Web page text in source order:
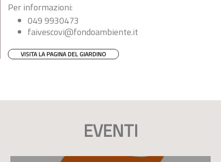
Per informazioni:
049 9930473
faivescovi@fondoambiente.it
VISITA LA PAGINA DEL GIARDINO
EVENTI